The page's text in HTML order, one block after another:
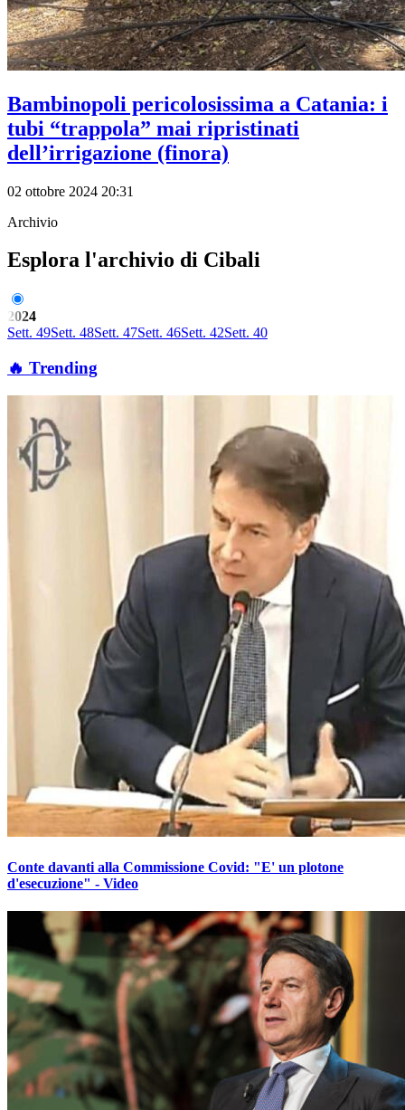
Bambinopoli pericolosissima a Catania: i
tubi “trappola” mai ripristinati
dell’irrigazione (finora)
02 ottobre 2024 20:31
Archivio
Esplora l'archivio di Cibali
2024
Sett. 49Sett. 48Sett. 47Sett. 46Sett. 42Sett. 40
🔥 Trending
Conte davanti alla Commissione Covid: "E' un plotone
d'esecuzione" - Video